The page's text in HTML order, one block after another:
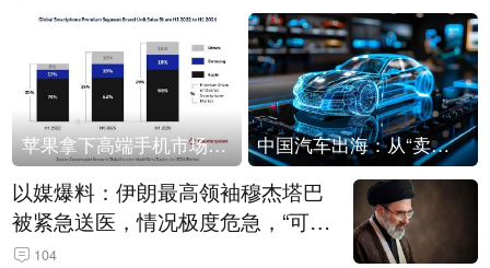
苹果拿下高端手机市场65%的份额：iPhone 17系列功不可没 中国汽车出海：从“卖出去”到“走进去”
以媒爆料：伊朗最高领袖穆杰塔巴
被紧急送医，情况极度危急，“可能
随时会死去”
104